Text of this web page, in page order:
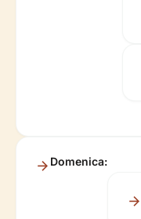
Domenica: